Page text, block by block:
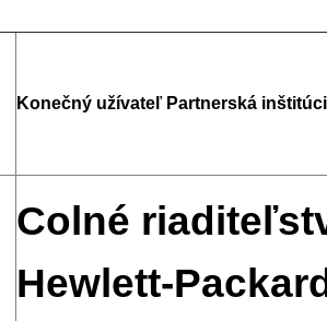
Konečný užívateľ Partnerská
Colné
Hewlett-